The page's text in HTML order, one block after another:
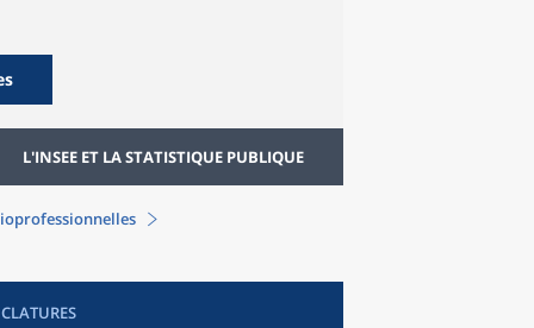
L'INSEE ET LA STATISTIQUE PUBLIQUE